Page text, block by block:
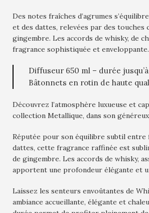
Des notes fraîches d’agrumes
et des dattes, relevées par des touches
gingembre. Les accords de whisky, de
fragrance sophistiquée et enveloppante.
Diffuseur 650 ml – durée
Bâtonnets en rotin de haute
Découvrez l’atmosphère luxueuse et
collection Metallique, dans son
Réputée pour son équilibre subtil entre
dattes, cette fragrance raffinée est
de gingembre. Les accords de whisky,
apportent une profondeur élégante et
Laissez les senteurs envoûtantes de
ambiance accueillante, élégante et